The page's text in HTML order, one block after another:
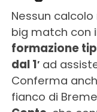
Nessun
big match con
formazione
dal 1′ad
Conferma
fianco di